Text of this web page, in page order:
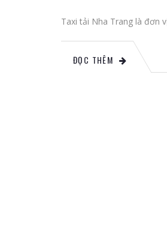
Taxi tải Nha Trang là đơn
ĐỌC THÊM